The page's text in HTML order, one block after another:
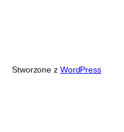
Stworzone z WordPress